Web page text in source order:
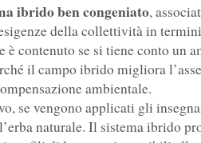
ibrido ben congeniato,
della collettività in
è contenuto se si tiene conto
il campo ibrido migliora
ambientale.
se vengono applicati gli
naturale. Il sistema ibrido